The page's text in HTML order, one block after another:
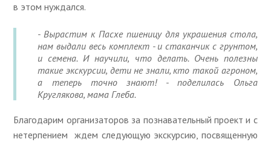
в этом нуждался.
- Вырастим к Пасхе пшеницу для украшения стола,
нам выдали весь комплект - и стаканчик с грунтом,
и семена. И научили, что делать. Очень полезны
такие экскурсии, дети не знали, кто такой агроном,
а теперь точно знают! - поделилась Ольга
Круглякова, мама Глеба.
Благодарим организаторов за познавательный проект и с
нетерпением ждем следующую экскурсию, посвященную